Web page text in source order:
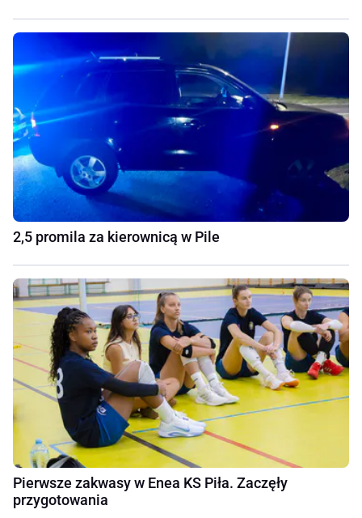
2,5 promila za kierownicą w Pile
Pierwsze zakwasy w Enea KS Piła. Zaczęły
przygotowania